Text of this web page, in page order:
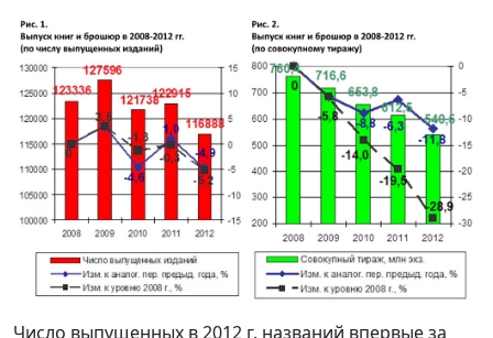
Число выпущенных в 2012 г. названий впервые за